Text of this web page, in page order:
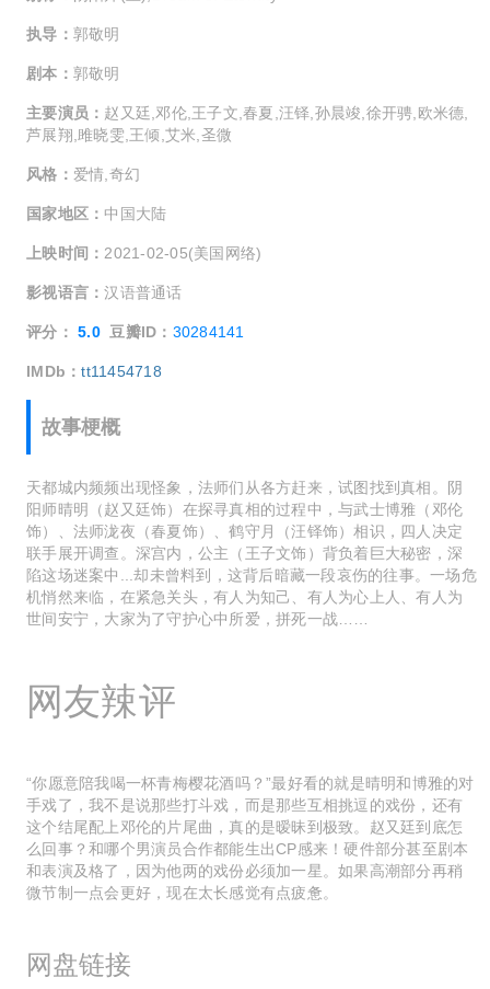
执导： 郭敬明
剧本： 郭敬明
主要演员： 赵又廷,邓伦,王子文,春夏,汪铎,孙晨竣,徐开骋,欧米德,
芦展翔,雎晓雯,王倾,艾米,圣微
风格： 爱情,奇幻
国家地区： 中国大陆
上映时间： 2021-02-05(美国网络)
影视语言：汉语普通话
评分： 5.0 豆瓣ID： 30284141
IMDb：tt11454718
故事梗概
天都城内频频出现怪象，法师们从各方赶来，试图找到真相。阴
阳师晴明（赵又廷饰）在探寻真相的过程中，与武士博雅（邓伦
饰）、法师泷夜（春夏饰）、鹤守月（汪铎饰）相识，四人决定
联手展开调查。深宫内，公主（王子文饰）背负着巨大秘密，深
陷这场迷案中...却未曾料到，这背后暗藏一段哀伤的往事。一场危
机悄然来临，在紧急关头，有人为知己、有人为心上人、有人为
世间安宁，大家为了守护心中所爱，拼死一战……
网友辣评
“你愿意陪我喝一杯青梅樱花酒吗？”最好看的就是晴明和博雅的对
手戏了，我不是说那些打斗戏，而是那些互相挑逗的戏份，还有
这个结尾配上邓伦的片尾曲，真的是暧昧到极致。赵又廷到底怎
么回事？和哪个男演员合作都能生出CP感来！硬件部分甚至剧本
和表演及格了，因为他两的戏份必须加一星。如果高潮部分再稍
微节制一点会更好，现在太长感觉有点疲惫。
网盘链接